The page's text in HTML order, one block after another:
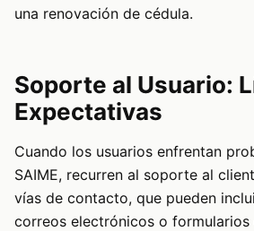
una renovación de cédula.
Soporte al Usuario:
Expectativas
Cuando los usuarios enfrentan
SAIME, recurren al soporte al
vías de contacto, que pueden
correos electrónicos o